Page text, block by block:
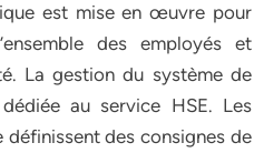
est mise en œuvre pour
des employés et
La gestion du système de
au service HSE. Les
des consignes de